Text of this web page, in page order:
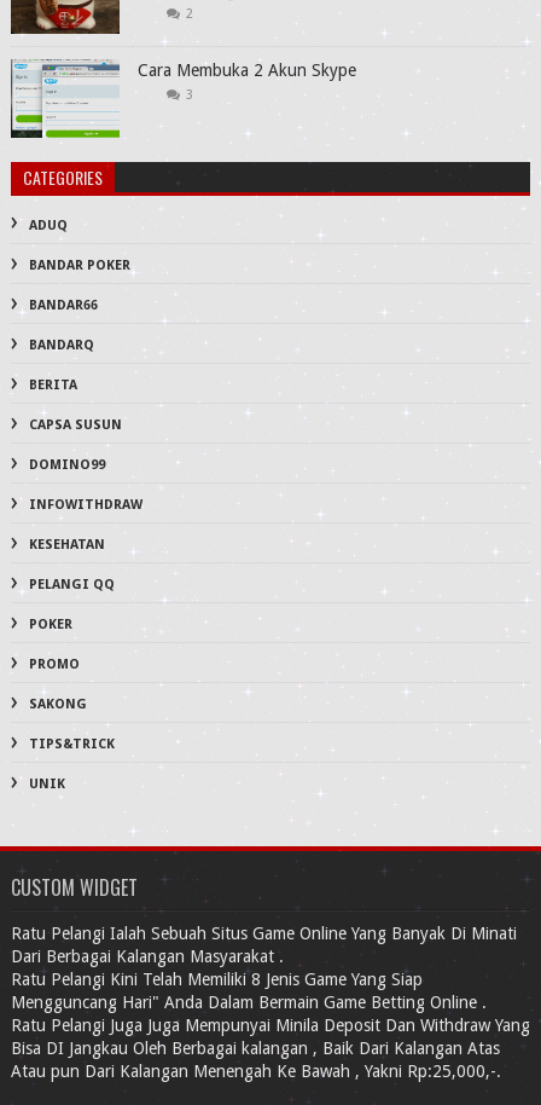
2
Cara Membuka 2 Akun Skype
3
CATEGORIES
ADUQ
BANDAR POKER
BANDAR66
BANDARQ
BERITA
CAPSA SUSUN
DOMINO99
INFOWITHDRAW
KESEHATAN
PELANGI QQ
POKER
PROMO
SAKONG
TIPS&TRICK
UNIK
CUSTOM WIDGET
Ratu Pelangi Ialah Sebuah Situs Game Online Yang Banyak Di Minati
Dari Berbagai Kalangan Masyarakat .
Ratu Pelangi Kini Telah Memiliki 8 Jenis Game Yang Siap
Mengguncang Hari" Anda Dalam Bermain Game Betting Online .
Ratu Pelangi Juga Juga Mempunyai Minila Deposit Dan Withdraw Yang
Bisa DI Jangkau Oleh Berbagai kalangan , Baik Dari Kalangan Atas
Atau pun Dari Kalangan Menengah Ke Bawah , Yakni Rp:25,000,-.